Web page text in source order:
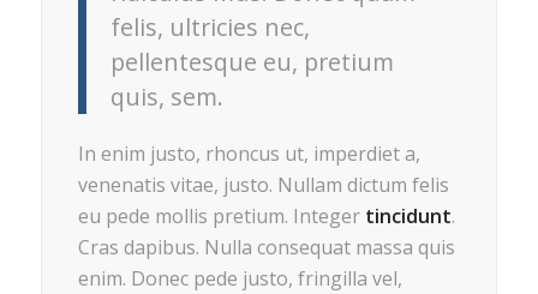
felis, ultricies nec,
pellentesque eu, pretium
quis, sem.
In enim justo, rhoncus ut, imperdiet a,
venenatis vitae, justo. Nullam dictum felis
eu pede mollis pretium. Integer tincidunt.
Cras dapibus. Nulla consequat massa quis
enim. Donec pede justo, fringilla vel,